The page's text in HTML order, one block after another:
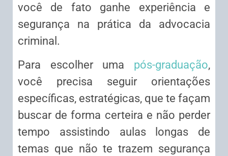
você de fato ganhe experiência e
segurança na prática da advocacia
criminal.
Para escolher uma pós-graduação,
você precisa seguir orientações
específicas, estratégicas, que te façam
buscar de forma certeira e não perder
tempo assistindo aulas longas de
temas que não te trazem segurança